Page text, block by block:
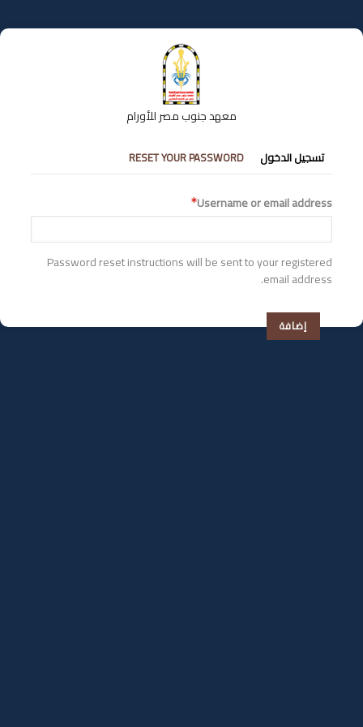
إلى
المحتوى
معهد جنوب مصر للأورام
التبويبات
الأساسية
تسجيل الدخول RESET YOUR PASSWORD
Username or email address
Password reset instructions will be sent to your registered
email address.